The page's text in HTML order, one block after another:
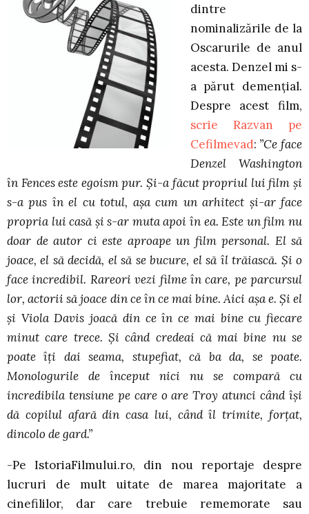
dintre
nominalizările de la
Oscarurile de anul
acesta. Denzel mi s-
a părut demențial.
Despre acest film,
scrie Razvan pe
Cefilmevad: ”Ce face
Denzel Washington
în Fences este egoism pur. Și-a făcut propriul lui film și
s-a pus în el cu totul, așa cum un arhitect și-ar face
propria lui casă și s-ar muta apoi în ea. Este un film nu
doar de autor ci este aproape un film personal. El să
joace, el să decidă, el să se bucure, el să îl trăiască. Și o
face incredibil. Rareori vezi filme în care, pe parcursul
lor, actorii să joace din ce în ce mai bine. Aici așa e. Și el
și Viola Davis joacă din ce în ce mai bine cu fiecare
minut care trece. Și când credeai că mai bine nu se
poate îți dai seama, stupefiat, că ba da, se poate.
Monologurile de început nici nu se compară cu
incredibila tensiune pe care o are Troy atunci când își
dă copilul afară din casa lui, când îl trimite, forțat,
dincolo de gard.”
-Pe IstoriaFilmului.ro, din nou reportaje despre
lucruri de mult uitate de marea majoritate a
cinefililor, dar care trebuie rememorate sau